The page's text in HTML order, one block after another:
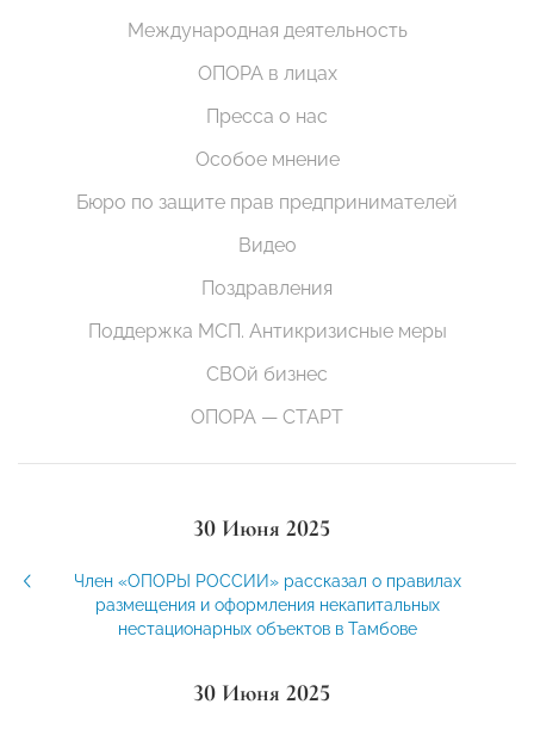
Международная деятельность
ОПОРА в лицах
Пресса о нас
Особое мнение
Бюро по защите прав предпринимателей
Видео
Поздравления
Поддержка МСП. Антикризисные меры
СВОй бизнес
ОПОРА — СТАРТ
30 Июня 2025
Член «ОПОРЫ РОССИИ» рассказал о правилах
размещения и оформления некапитальных
нестационарных объектов в Тамбове
30 Июня 2025